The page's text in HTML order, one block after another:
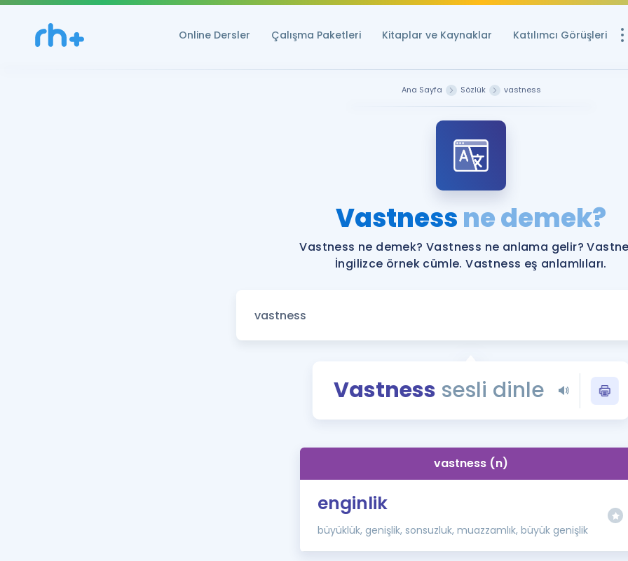
Online Dersler Çalışma Paketleri Kitaplar ve Kaynaklar Katılımcı Görüşleri
YDS ve YÖKDİL
YDS ve YÖKDİL'e
Tüm ÖSYM
YDS - YÖKDİL
İngilizce Gramer
Ana Sayfa Sözlük vastness
Vastnessne demek?
Vastness ne demek? Vastness ne anlama gelir?
İngilizce örnek cümle. Vastness eş anlamlıları.
Vastness sesli dinle
vastness (n)
enginlik
büyüklük, genişlik, sonsuzluk, muazzamlık, büyük genişlik